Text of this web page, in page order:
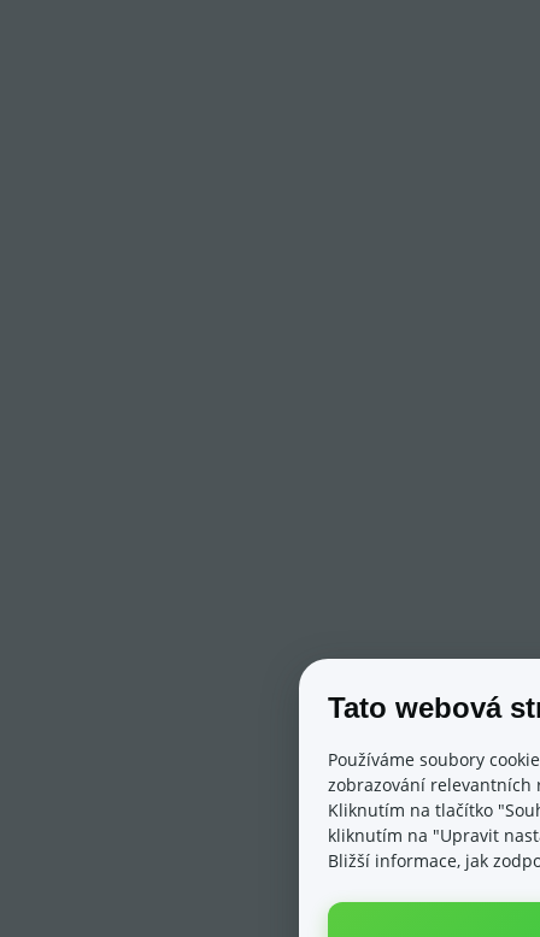
Tato webová
Používáme soubory
zobrazování relevantních
Kliknutím na tlačítko
kliknutím na "Upravit
Bližší informace, jak